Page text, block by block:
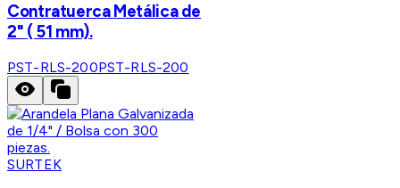
Contratuerca Metálica de
2" ( 51 mm).
PST-RLS-200PST-RLS-200
SURTEK